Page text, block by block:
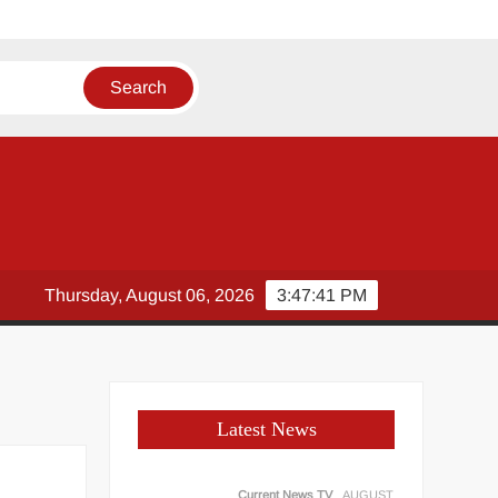
3:47:42 PM
Thursday, August 06, 2026
Latest News
Current News TV
AUGUST